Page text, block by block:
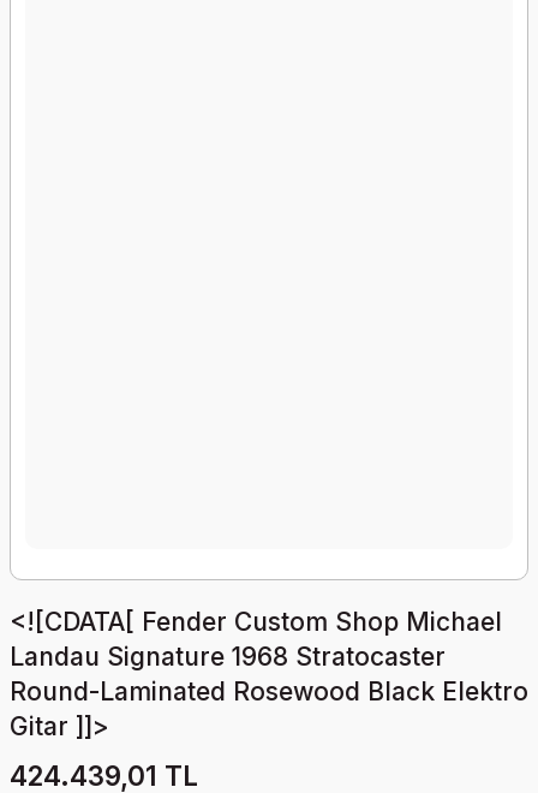
<![CDATA[ Fender Custom Shop Michael
Landau Signature 1968 Stratocaster
Round-Laminated Rosewood Black Elektro
Gitar ]]>
424.439,01 TL